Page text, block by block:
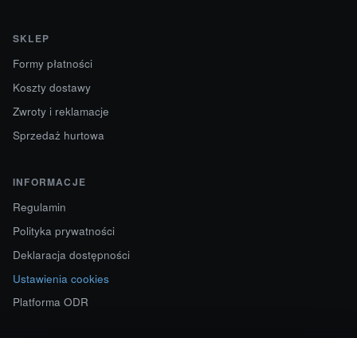
SKLEP
Formy płatności
Koszty dostawy
Zwroty i reklamacje
Sprzedaż hurtowa
INFORMACJE
Regulamin
Polityka prywatności
Deklaracja dostępności
Ustawienia cookies
Platforma ODR